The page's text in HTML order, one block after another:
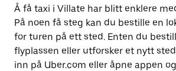
Å få taxi i Villate har blitt enklere
På noen få steg kan du bestille en
for turen på ett sted. Enten du
flyplassen eller utforsker et nytt
inn på Uber.com eller åpne appen